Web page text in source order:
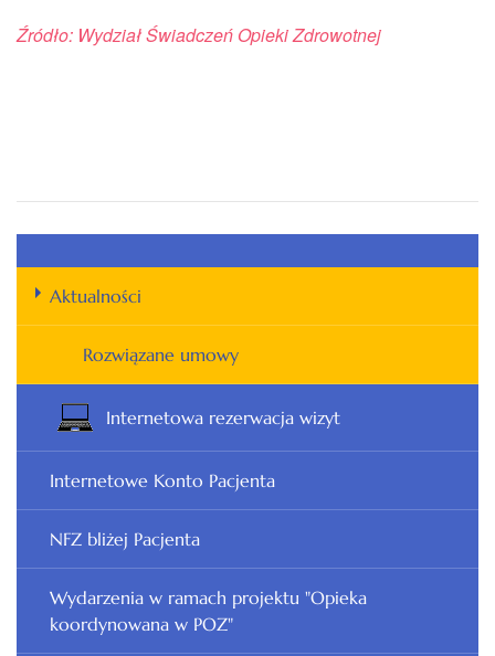
Źródło: Wydział Świadczeń Opieki Zdrowotnej
Aktualności
Rozwiązane umowy
Internetowa rezerwacja wizyt
Internetowe Konto Pacjenta
NFZ bliżej Pacjenta
Wydarzenia w ramach projektu "Opieka
koordynowana w POZ"